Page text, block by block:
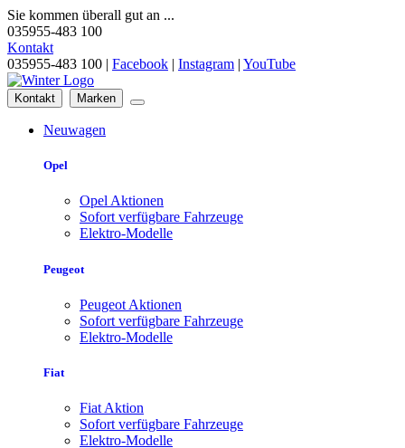
Sie kommen überall gut an ...
035955-483 100
Kontakt
035955-483 100 | Facebook | Instagram | YouTube
Kontakt Marken
Neuwagen
Opel
Opel Aktionen
Sofort verfügbare Fahrzeuge
Elektro-Modelle
Peugeot
Peugeot Aktionen
Sofort verfügbare Fahrzeuge
Elektro-Modelle
Fiat
Fiat Aktion
Sofort verfügbare Fahrzeuge
Elektro-Modelle